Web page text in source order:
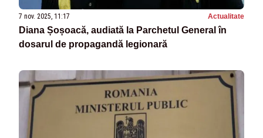
7 nov. 2025, 11:17 Actualitate
Diana Șoșoacă, audiată la Parchetul General în
dosarul de propagandă legionară